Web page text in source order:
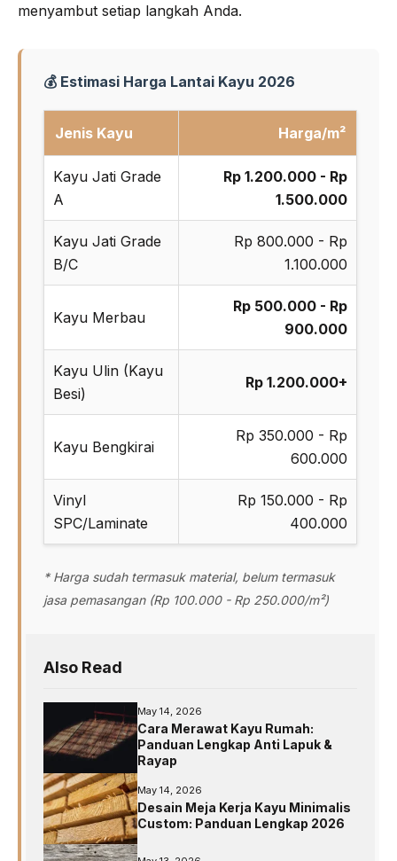
menyambut setiap langkah Anda.
💰 Estimasi Harga Lantai Kayu 2026
Jenis Kayu Harga/m²
Kayu Jati Grade
A
Rp 1.200.000 - Rp
1.500.000
Kayu Jati Grade
B/C
Rp 800.000 - Rp
1.100.000
Kayu Merbau
Rp 500.000 - Rp
900.000
Kayu Ulin (Kayu
Besi)
Rp 1.200.000+
Kayu Bengkirai
Rp 350.000 - Rp
600.000
Vinyl
SPC/Laminate
Rp 150.000 - Rp
400.000
* Harga sudah termasuk material, belum termasuk
jasa pemasangan (Rp 100.000 - Rp 250.000/m²)
Also Read
May 14, 2026
Cara Merawat Kayu Rumah:
Panduan Lengkap Anti Lapuk &
Rayap
May 14, 2026
Desain Meja Kerja Kayu Minimalis
Custom: Panduan Lengkap 2026